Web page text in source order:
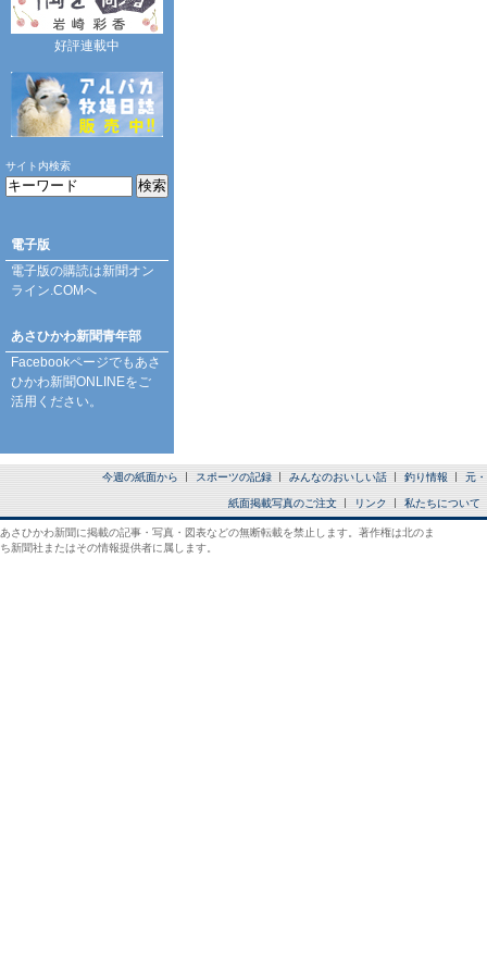
好評連載中
サイト内検索
電子版
電子版の購読は新聞オン
ライン.COMへ
あさひかわ新聞青年部
Facebookページでもあさ
ひかわ新聞ONLINEをご
活用ください。
今週の紙面から スポーツの記録 みんなのおいしい話 釣り情報 元
紙面掲載写真のご注文 リンク 私たちについて
あさひかわ新聞に掲載の記事・写真・図表などの無断転載を禁止します。著作権は北のま
ち新聞社またはその情報提供者に属します。